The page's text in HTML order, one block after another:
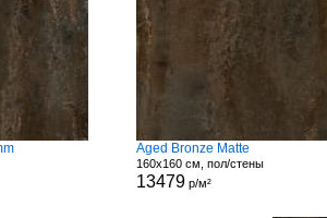
Aged Bronze Matte
160x160 см, пол/стены
13479р/м²